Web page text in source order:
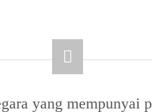
yang mempunyai